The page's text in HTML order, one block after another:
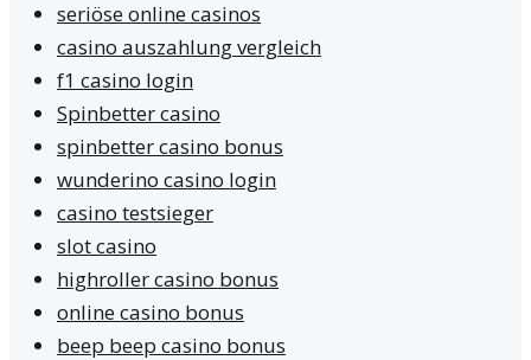
seriöse online casinos
casino auszahlung vergleich
f1 casino login
Spinbetter casino
spinbetter casino bonus
wunderino casino login
casino testsieger
slot casino
highroller casino bonus
online casino bonus
beep beep casino bonus